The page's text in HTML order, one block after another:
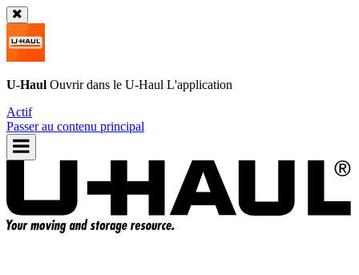
U-Haul Ouvrir dans le U-Haul L'application
Actif
Passer au contenu principal